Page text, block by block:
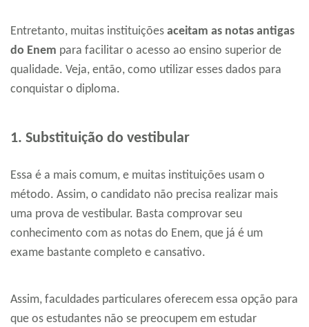
Entretanto, muitas instituições aceitam as notas antigas
do Enem para facilitar o acesso ao ensino superior de
qualidade. Veja, então, como utilizar esses dados para
conquistar o diploma.
1. Substituição do vestibular
Essa é a mais comum, e muitas instituições usam o
método. Assim, o candidato não precisa realizar mais
uma prova de vestibular. Basta comprovar seu
conhecimento com as notas do Enem, que já é um
exame bastante completo e cansativo.
Assim, faculdades particulares oferecem essa opção para
que os estudantes não se preocupem em estudar